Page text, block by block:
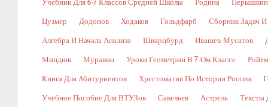
Учебник Для 6-7 Классов Средней Школы Родина Перышкин
Цузмер Додонов Ходаков Гольдфарб Сборник Задач
Алгебра И Начала Анализа Шварцбурд Ивашев-Мусатов
Миндюк Муравин Уроки Геометрии В 7-Ом Классе
Книга Для Абитуриентов Хрестоматия По Истории России
Учебное Пособие Для ВТУЗов Савельев Астрель Тексты